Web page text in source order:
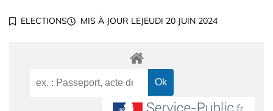
ELECTIONS MIS À JOUR LEJEUDI 20 JUIN 2024